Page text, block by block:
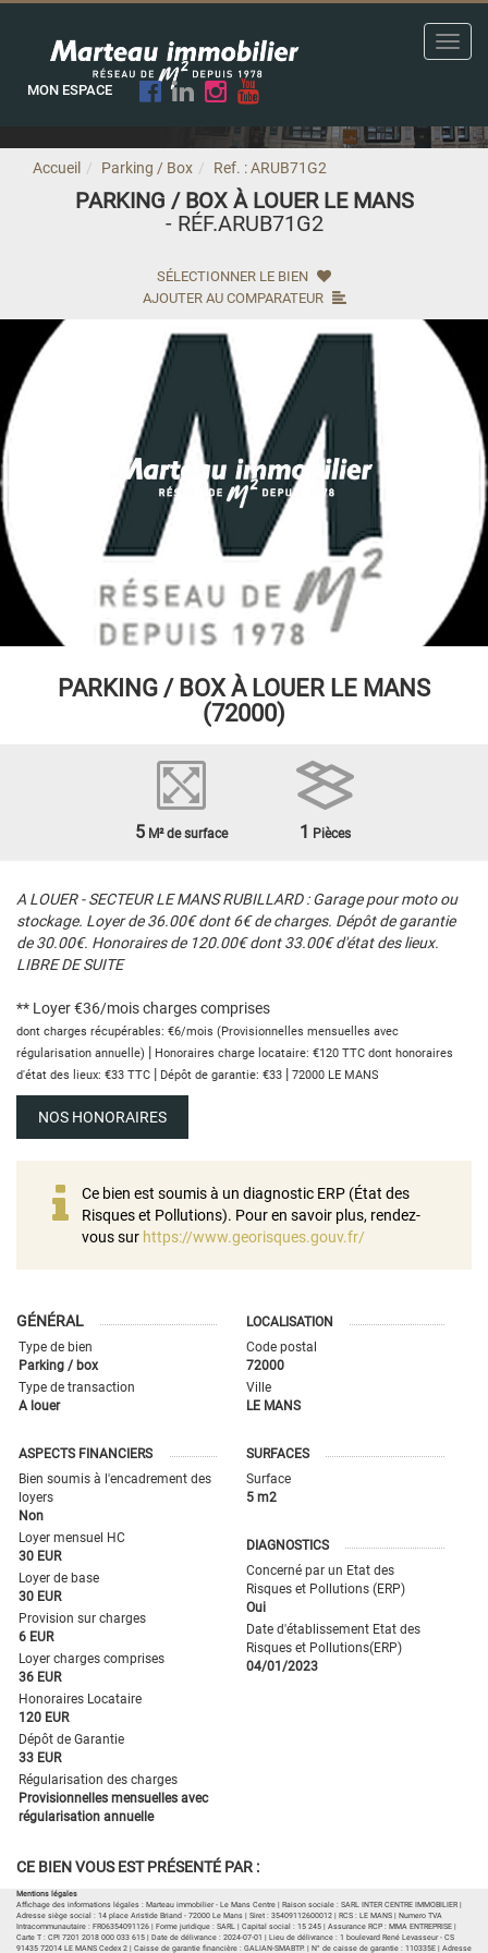
MON ESPACE
Accueil Parking / Box Ref. : ARUB71G2
PARKING / BOX À LOUER LE MANS
- RÉF.ARUB71G2
SÉLECTIONNER LE BIEN
AJOUTER AU COMPARATEUR
PARKING / BOX À LOUER LE MANS
(72000)
5M² de surface 1 Pièces
A LOUER - SECTEUR LE MANS RUBILLARD : Garage pour moto ou
stockage. Loyer de 36.00€ dont 6€ de charges. Dépôt de garantie
de 30.00€. Honoraires de 120.00€ dont 33.00€ d'état des lieux.
LIBRE DE SUITE
** Loyer €36/moischarges comprises
dont charges récupérables: €6/mois (Provisionnelles mensuelles avec
régularisation annuelle) | Honoraires charge locataire: €120 TTC dont honoraires
d'état des lieux: €33 TTC | Dépôt de garantie: €33 | 72000 LE MANS
NOS HONORAIRES
Ce bien est soumis à un diagnostic ERP (État des
Risques et Pollutions). Pour en savoir plus, rendez-
vous sur https://www.georisques.gouv.fr/
GÉNÉRAL
Type de bien
Parking / box
Type de transaction
A louer
LOCALISATION
Code postal
72000
Ville
LE MANS
ASPECTS FINANCIERS
Bien soumis à l'encadrement des
loyers
Non
Loyer mensuel HC
30 EUR
Loyer de base
30 EUR
Provision sur charges
6 EUR
Loyer charges comprises
36 EUR
Honoraires Locataire
120 EUR
Dépôt de Garantie
33 EUR
Régularisation des charges
Provisionnelles mensuelles avec
régularisation annuelle
SURFACES
Surface
5 m2
DIAGNOSTICS
Concerné par un Etat des
Risques et Pollutions (ERP)
Oui
Date d'établissement Etat des
Risques et Pollutions(ERP)
04/01/2023
CE BIEN VOUS EST PRÉSENTÉ PAR :
Mentions légales
Affichage des informations légales : Marteau immobilier - Le Mans Centre | Raison sociale : SARL INTER CENTRE IMMOBILIER |
Adresse siège social : 14 place Aristide Briand - 72000 Le Mans | Siret : 35409112600012 | RCS : LE MANS | Numero TVA
Intracommunautaire : FR06354091126 | Forme juridique : SARL | Capital social : 15 245 | Assurance RCP : MMA ENTREPRISE |
Carte T : CPI 7201 2018 000 033 615 | Date de délivrance : 2024-07-01 | Lieu de délivrance : 1 boulevard René Levasseur - CS
91435 72014 LE MANS Cedex 2 | Caisse de garantie financière : GALIAN-SMABTP. | N° de caisse de garantie : 110335E | Adresse